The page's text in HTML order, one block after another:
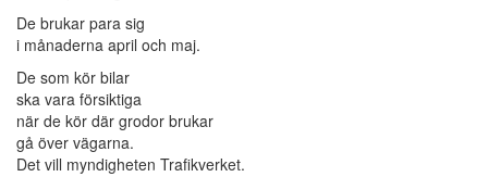
De brukar para sig
i månaderna april och maj.
De som kör bilar
ska vara försiktiga
när de kör där grodor brukar
gå över vägarna.
Det vill myndigheten Trafikverket.